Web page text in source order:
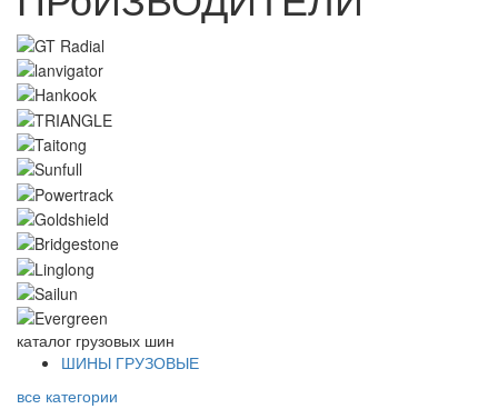
каталог грузовых шин
ШИНЫ ГРУЗОВЫЕ
все категории